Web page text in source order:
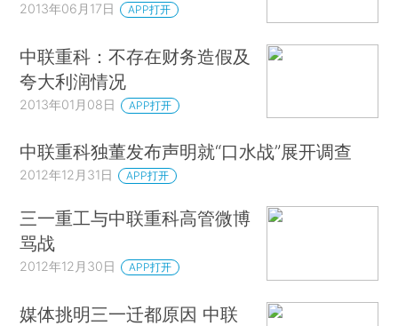
2013年06月17日 APP打开
中联重科：不存在财务造假及
夸大利润情况
2013年01月08日 APP打开
中联重科独董发布声明就“口水战”展开调查
2012年12月31日 APP打开
三一重工与中联重科高管微博
骂战
2012年12月30日 APP打开
媒体挑明三一迁都原因 中联